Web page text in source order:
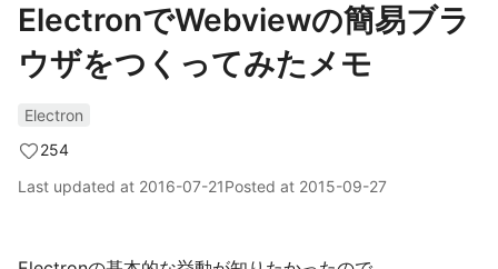
ElectronでWebviewの簡易ブラ
ウザをつくってみたメモ
Electron
254
Last updated at 2016-07-21Posted at 2015-09-27